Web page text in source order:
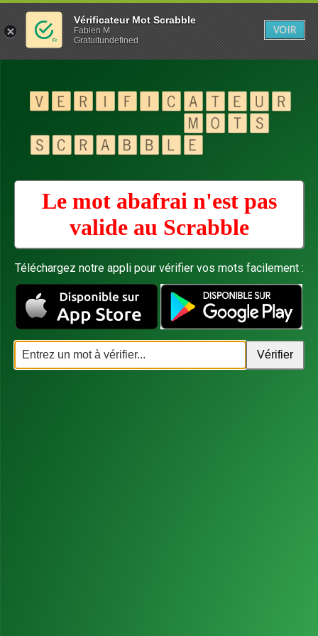
Le mot abafrai n'est pas
valide au Scrabble
Téléchargez notre appli pour vérifier vos mots facilement :
Vérificateur Mot Scrabble
Fabien M
Gratuitundefined
VOIR